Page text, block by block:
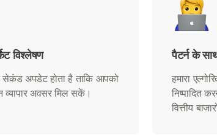
विश्लेषण
अपडेट होता है ताकि आपको
व्यापार अवसर मिल सकें।
पैटर्न के
हमारा
निष्पादित
वित्तीय